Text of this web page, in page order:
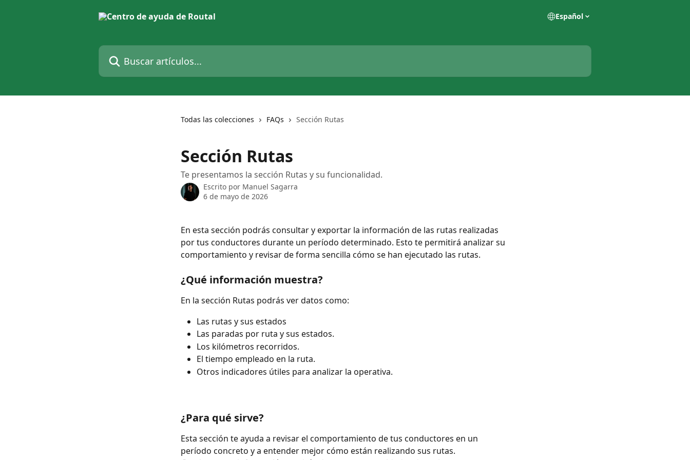
Español
Buscar artículos...
Todas las colecciones FAQs Sección Rutas
Sección Rutas
Te presentamos la sección Rutas y su funcionalidad.
Escrito por Manuel Sagarra
6 de mayo de 2026
En esta sección podrás consultar y exportar la información de las rutas realizadas
por tus conductores durante un período determinado. Esto te permitirá analizar su
comportamiento y revisar de forma sencilla cómo se han ejecutado las rutas.
¿Qué información muestra?
En la sección Rutas podrás ver datos como:
Las rutas y sus estados
Las paradas por ruta y sus estados.
Los kilómetros recorridos.
El tiempo empleado en la ruta.
Otros indicadores útiles para analizar la operativa.
¿Para qué sirve?
Esta sección te ayuda a revisar el comportamiento de tus conductores en un
período concreto y a entender mejor cómo están realizando sus rutas.